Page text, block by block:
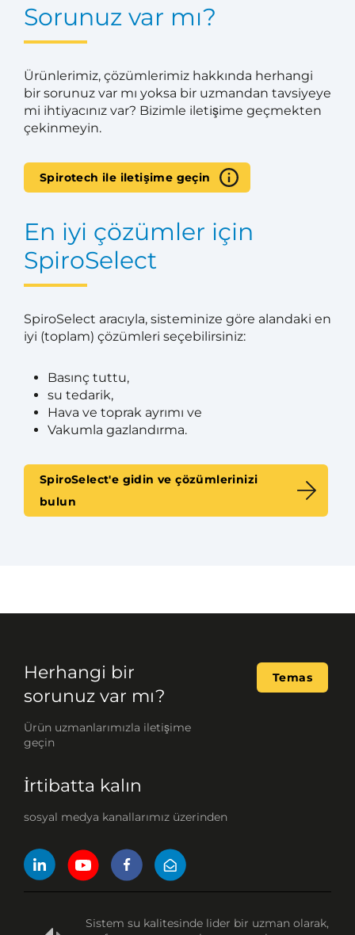
Sorunuz var mı?
Ürünlerimiz, çözümlerimiz hakkında herhangi
bir sorunuz var mı yoksa bir uzmandan tavsiyeye
mi ihtiyacınız var? Bizimle iletişime geçmekten
çekinmeyin.
Spirotech ile iletişime geçin
En iyi çözümler için
SpiroSelect
SpiroSelect aracıyla, sisteminize göre alandaki en
iyi (toplam) çözümleri seçebilirsiniz:
Basınç tuttu,
su tedarik,
Hava ve toprak ayrımı ve
Vakumla gazlandırma.
SpiroSelect'e gidin ve çözümlerinizi
bulun
Herhangi bir
sorunuz var mı?
Ürün uzmanlarımızla iletişime
geçin
Temas
İrtibatta kalın
sosyal medya kanallarımız üzerinden
Sistem su kalitesinde lider bir uzman olarak,